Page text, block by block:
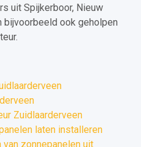
uit Spijkerboor, Nieuw
bijvoorbeeld ook geholpen
Zuidlaarderveen
laten installeren
zonnepanelen uit